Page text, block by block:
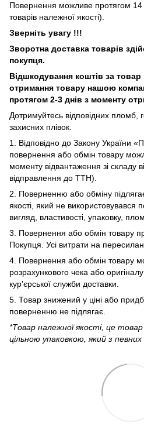
Повернення можливе протягом 14
товарів належної якості).
Зверніть увагу !!!
Зворотна доставка товарів
покупця.
Відшкодування коштів за товар
отримання товару нашою
протягом 2-3 днів з моменту
Дотримуйтесь відповідних пломб,
захисних плівок.
1. Відповідно до Закону України
повернення або обмін товару
моменту відвантаження зі складу
відправлення до ТТН).
2. Поверненню або обміну
якості, який не використовувався
вигляд, властивості, упаковку,
3. Повернення або обмін товару
Покупця. Усі витрати на
4. Повернення або обмін товару
розрахункового чека або
кур'єрської служби доставки.
5. Товар знижений у ціні або
поверненню не підлягає.
*Товар належної якості, це
цільною упаковкою, який з